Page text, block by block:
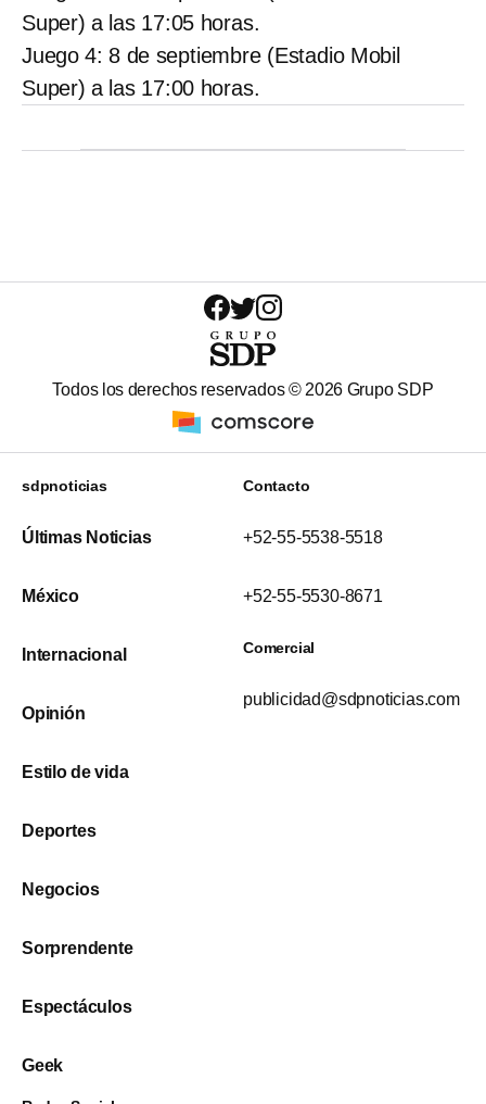
Super) a las 17:05 horas.
Juego 4: 8 de septiembre (Estadio Mobil
Super) a las 17:00 horas.
Todos los derechos reservados © 2026 Grupo SDP
sdpnoticias
Últimas Noticias
México
Internacional
Opinión
Estilo de vida
Deportes
Negocios
Sorprendente
Espectáculos
Geek
Contacto
+52-55-5538-5518
+52-55-5530-8671
Comercial
publicidad@sdpnoticias.com